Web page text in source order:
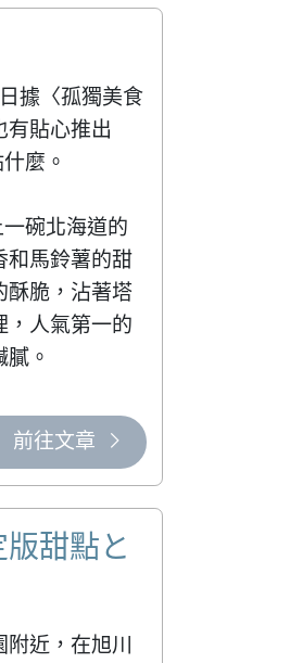
據〈孤獨美食
有貼心推出
麼。
碗北海道的
和馬鈴薯的甜
酥脆，沾著塔
，人氣第一的
。
前往文章
甜點と
附近，在旭川